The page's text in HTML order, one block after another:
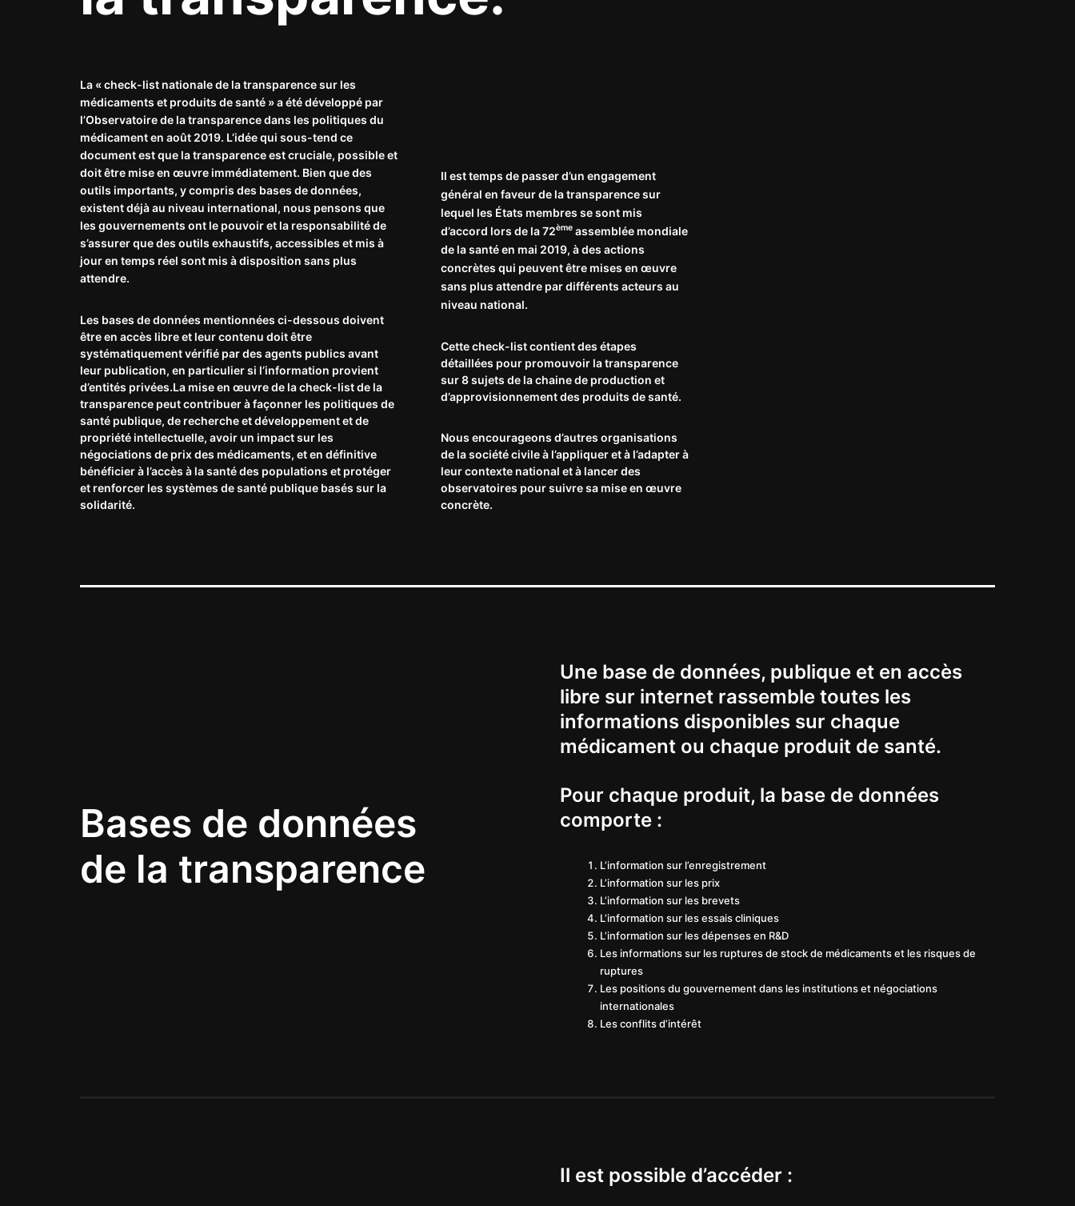
La « check-list nationale de la transparence sur les
médicaments et produits de santé » a été développé par
l’Observatoire de la transparence dans les politiques du
médicament en août 2019. L’idée qui sous-tend ce
document est que la transparence est cruciale, possible et
doit être mise en œuvre immédiatement. Bien que des
outils importants, y compris des bases de données,
existent déjà au niveau international, nous pensons que
les gouvernements ont le pouvoir et la responsabilité de
s’assurer que des outils exhaustifs, accessibles et mis à
jour en temps réel sont mis à disposition sans plus
attendre.
Les bases de données mentionnées ci-dessous doivent
être en accès libre et leur contenu doit être
systématiquement vérifié par des agents publics avant
leur publication, en particulier si l’information provient
d’entités privées.La mise en œuvre de la check-list de la
transparence peut contribuer à façonner les politiques de
santé publique, de recherche et développement et de
propriété intellectuelle, avoir un impact sur les
négociations de prix des médicaments, et en définitive
bénéficier à l’accès à la santé des populations et protéger
et renforcer les systèmes de santé publique basés sur la
solidarité.
Il est temps de passer d’un engagement
général en faveur de la transparence sur
lequel les États membres se sont mis
d’accord lors de la 72èmeassemblée mondiale
de la santé en mai 2019, à des actions
concrètes qui peuvent être mises en œuvre
sans plus attendre par différents acteurs au
niveau national.
Cette check-list contient des étapes
détaillées pour promouvoir la transparence
sur 8 sujets de la chaine de production et
d’approvisionnement des produits de santé.
Nous encourageons d’autres organisations
de la société civile à l’appliquer et à l’adapter à
leur contexte national et à lancer des
observatoires pour suivre sa mise en œuvre
concrète.
Bases de données
de la transparence
Une base de données, publique et en accès
libre sur internet rassemble toutes les
informations disponibles sur chaque
médicament ou chaque produit de santé.
Pour chaque produit, la base de données
comporte :
L’information sur l’enregistrement
L’information sur les prix
L’information sur les brevets
L’information sur les essais cliniques
L’information sur les dépenses en R&D
Les informations sur les ruptures de stock de médicaments et les risques de
ruptures
Les positions du gouvernement dans les institutions et négociations
internationales
Les conflits d’intérêt
Il est possible d’accéder :